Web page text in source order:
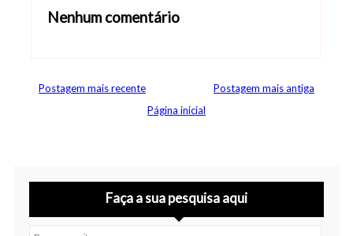
Nenhum comentário
Postagem mais recente
Postagem mais antiga
Página inicial
Faça a sua pesquisa aqui
Buscar no site